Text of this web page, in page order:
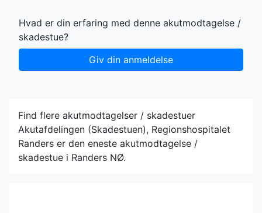
Hvad er din erfaring med denne akutmodtagelse /
skadestue?
Giv din anmeldelse
Find flere akutmodtagelser / skadestuer
Akutafdelingen (Skadestuen), Regionshospitalet
Randers er den eneste akutmodtagelse /
skadestue i Randers NØ.